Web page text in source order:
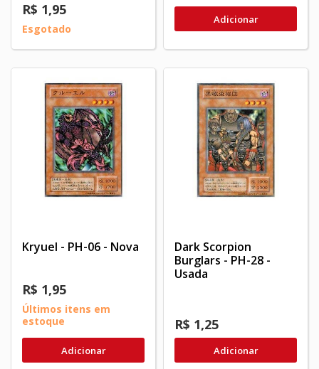
R$ 1,95
Esgotado
Adicionar
Kryuel - PH-06 - Nova
R$ 1,95
Últimos itens em
estoque
Adicionar
Dark Scorpion
Burglars - PH-28 -
Usada
R$ 1,25
Adicionar